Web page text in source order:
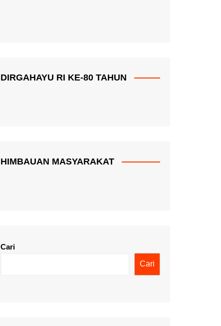
DIRGAHAYU RI KE-80 TAHUN
HIMBAUAN MASYARAKAT
Cari
Cari